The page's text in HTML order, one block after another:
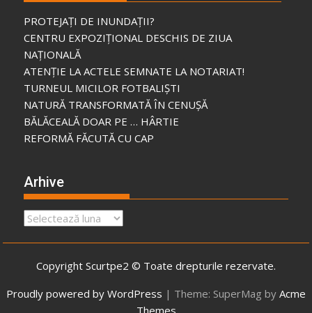
PROTEJAȚI DE INUNDAȚII?
CENTRU EXPOZIȚIONAL DESCHIS DE ZIUA
NAȚIONALĂ
ATENȚIE LA ACTELE SEMNATE LA NOTARIAT!
TURNEUL MICILOR FOTBALIȘTI
NATURĂ TRANSFORMATĂ ÎN CENUȘĂ
BĂLĂCEALĂ DOAR PE … HÂRTIE
REFORMĂ FĂCUTĂ CU CAP
Arhive
Arhive
Copyright Scurtpe2 © Toate drepturile rezervate.
Proudly powered by WordPress | Theme: SuperMag by Acme
Themes